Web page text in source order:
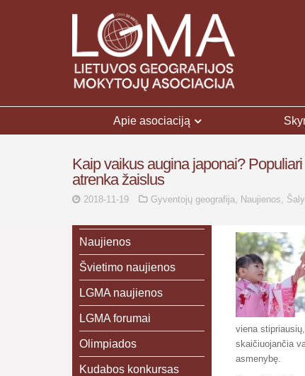
Apie asociaciją
Kaip vaikus augina japonai?
atrenka žaislus
2018-11-19 Gyventojų geografija, Naujienos,
viena
skaičiuojančia
asmenybę.
Naujienos
Švietimo naujienos
LGMA naujienos
LGMA forumai
Olimpiados
Kudabos konkursas